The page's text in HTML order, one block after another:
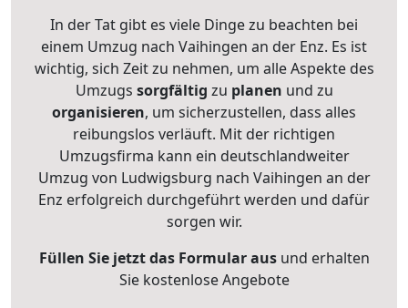
In der Tat gibt es viele Dinge zu beachten bei
einem Umzug nach Vaihingen an der Enz. Es ist
wichtig, sich Zeit zu nehmen, um alle Aspekte des
Umzugs sorgfältig zu planen und zu
organisieren, um sicherzustellen, dass alles
reibungslos verläuft. Mit der richtigen
Umzugsfirma kann ein deutschlandweiter
Umzug von Ludwigsburg nach Vaihingen an der
Enz erfolgreich durchgeführt werden und dafür
sorgen wir.
Füllen Sie jetzt das Formular ausund erhalten
Sie kostenlose Angebote